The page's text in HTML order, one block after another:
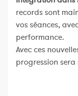
records sont
vos séances,
performance.
Avec ces
progression sera